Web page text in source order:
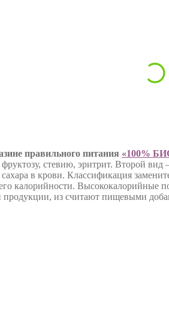
правильного питания «100%
стевию, эритрит. Второй
в крови. Классификация
калорийности.
из считают пищевыми